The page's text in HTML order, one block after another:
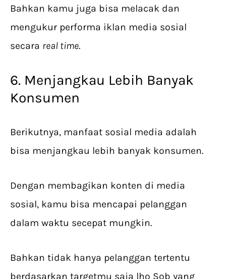
Bahkan kamu juga bisa melacak dan
mengukur performa iklan media sosial
secara real time.
6. Menjangkau Lebih Banyak
Konsumen
Berikutnya, manfaat sosial media adalah
bisa menjangkau lebih banyak konsumen.
Dengan membagikan konten di media
sosial, kamu bisa mencapai pelanggan
dalam waktu secepat mungkin.
Bahkan tidak hanya pelanggan tertentu
berdasarkan targetmu saja lho Sob yang